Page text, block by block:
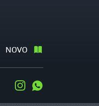
NOVO
Instagram